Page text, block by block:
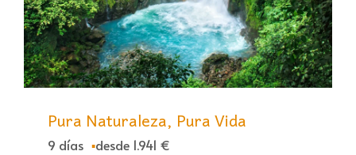
Pura Naturaleza, Pura Vida
9 días desde 1.941 €